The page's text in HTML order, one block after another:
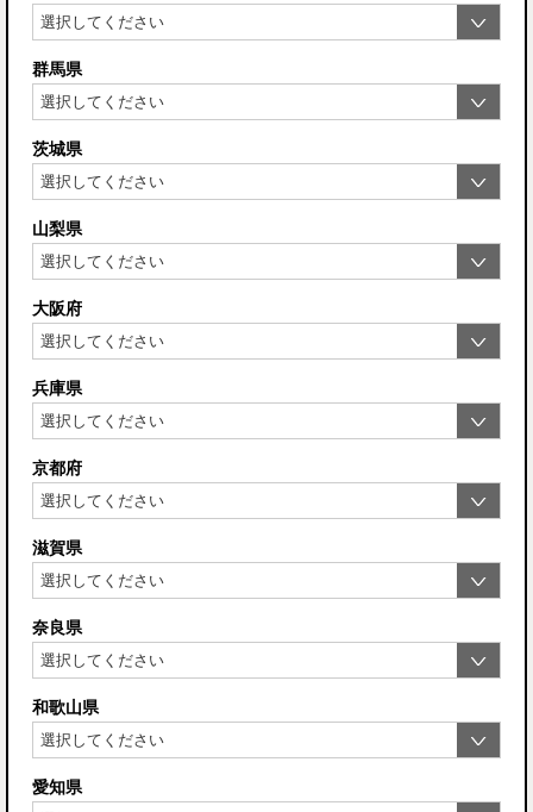
群馬県
茨城県
山梨県
大阪府
兵庫県
京都府
滋賀県
奈良県
和歌山県
愛知県